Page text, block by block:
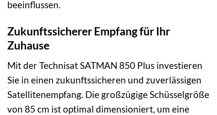
beeinflussen.
Zukunftssicherer Empfang für Ihr
Zuhause
Mit der Technisat SATMAN 850 Plus investieren
Sie in einen zukunftssicheren und zuverlässigen
Satellitenempfang. Die großzügige Schüsselgröße
von 85 cm ist optimal dimensioniert, um eine